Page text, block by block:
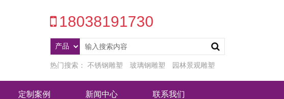
18038191730
热门搜索： 不锈钢雕塑 玻璃钢雕塑 园林景观雕塑
定制案例 新闻中心 联系我们